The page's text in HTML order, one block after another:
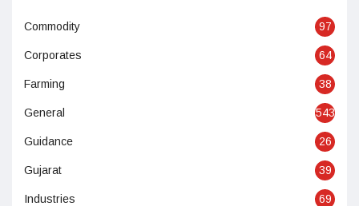
Commodity 97
Corporates 64
Farming 38
General 543
Guidance 26
Gujarat 39
Industries 69